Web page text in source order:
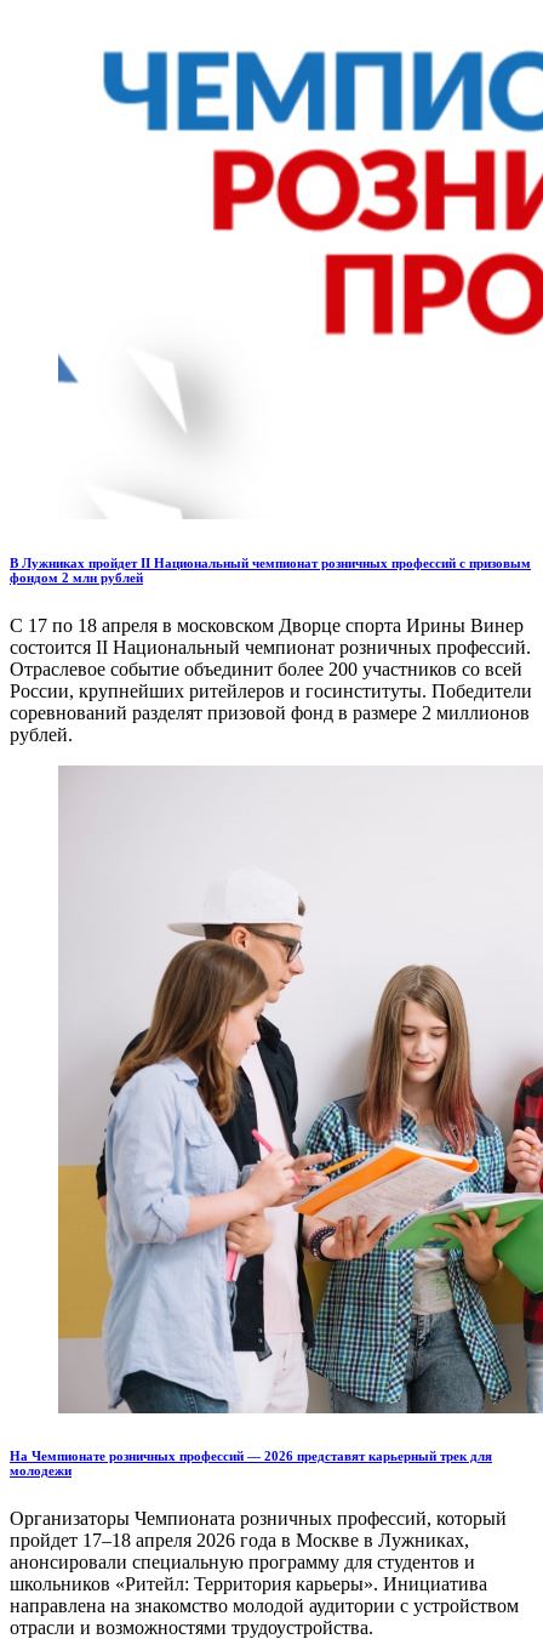
В Лужниках пройдет II Национальный чемпионат розничных профессий с призовым
фондом 2 млн рублей
С 17 по 18 апреля в московском Дворце спорта Ирины Винер
состоится II Национальный чемпионат розничных профессий.
Отраслевое событие объединит более 200 участников со всей
России, крупнейших ритейлеров и госинституты. Победители
соревнований разделят призовой фонд в размере 2 миллионов
рублей.
На Чемпионате розничных профессий — 2026 представят карьерный трек для
молодежи
Организаторы Чемпионата розничных профессий, который
пройдет 17–18 апреля 2026 года в Москве в Лужниках,
анонсировали специальную программу для студентов и
школьников «Ритейл: Территория карьеры». Инициатива
направлена на знакомство молодой аудитории с устройством
отрасли и возможностями трудоустройства.